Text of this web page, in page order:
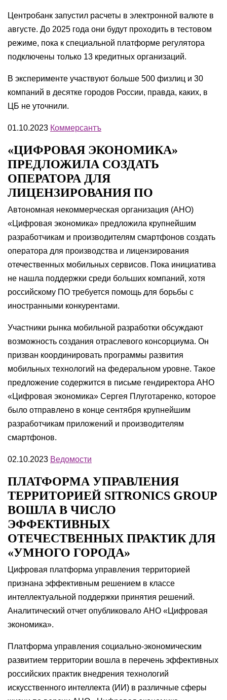
Центробанк запустил расчеты в электронной валюте в
августе. До 2025 года они будут проходить в тестовом
режиме, пока к специальной платформе регулятора
подключены только 13 кредитных организаций.
В эксперименте участвуют больше 500 физлиц и 30
компаний в десятке городов России, правда, каких, в
ЦБ не уточнили.
01.10.2023 Коммерсантъ
«ЦИФРОВАЯ ЭКОНОМИКА»
ПРЕДЛОЖИЛА СОЗДАТЬ
ОПЕРАТОРА ДЛЯ
ЛИЦЕНЗИРОВАНИЯ ПО
Автономная некоммерческая организация (АНО)
«Цифровая экономика» предложила крупнейшим
разработчикам и производителям смартфонов создать
оператора для производства и лицензирования
отечественных мобильных сервисов. Пока инициатива
не нашла поддержки среди больших компаний, хотя
российскому ПО требуется помощь для борьбы с
иностранными конкурентами.
Участники рынка мобильной разработки обсуждают
возможность создания отраслевого консорциума. Он
призван координировать программы развития
мобильных технологий на федеральном уровне. Такое
предложение содержится в письме гендиректора АНО
«Цифровая экономика» Сергея Плуготаренко, которое
было отправлено в конце сентября крупнейшим
разработчикам приложений и производителям
смартфонов.
02.10.2023 Ведомости
ПЛАТФОРМА УПРАВЛЕНИЯ
ТЕРРИТОРИЕЙ SITRONICS GROUP
ВОШЛА В ЧИСЛО
ЭФФЕКТИВНЫХ
ОТЕЧЕСТВЕННЫХ ПРАКТИК ДЛЯ
«УМНОГО ГОРОДА»
Цифровая платформа управления территорией
признана эффективным решением в классе
интеллектуальной поддержки принятия решений.
Аналитический отчет опубликовало АНО «Цифровая
экономика».
Платформа управления социально-экономическим
развитием территории вошла в перечень эффективных
российских практик внедрения технологий
искусственного интеллекта (ИИ) в различные сферы